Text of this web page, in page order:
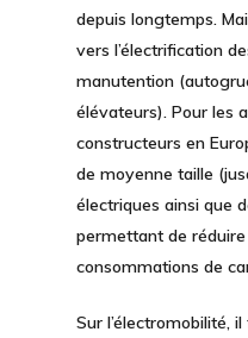
depuis longtemps.
vers l’électrification
manutention
élévateurs). Pour les
constructeurs en
de moyenne taille
électriques ainsi que
permettant de
consommations de
Sur l’électromobilité,